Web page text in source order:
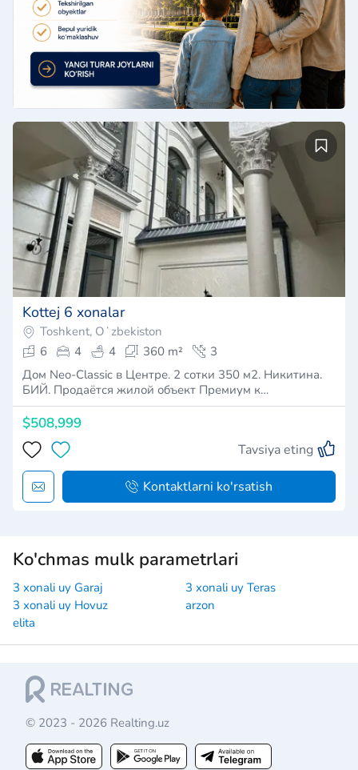
Kottej 6 xonalar
Toshkent, Oʻzbekiston
6
4 4 360 m²
3
Дом Neo-Classic в Центре. 2 сотки 350 м2. Никитина.
БИЙ. Продаётся жилой объект Премиум к…
$508,999
Tavsiya eting
Kontaktlarni ko'rsatish
Ko'chmas mulk parametrlari
3 xonali uy Garaj
3 xonali uy Teras
3 xonali uy Hovuz
arzon
elita
© 2023 - 2026 Realting.uz